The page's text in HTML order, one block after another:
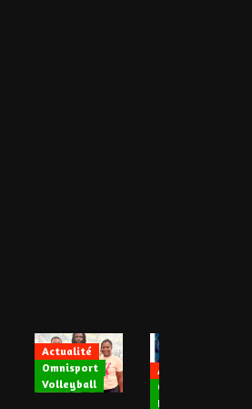
Actualité
Omnisport
Volleyball
Actualité
CAN Féminine
Football Féminin